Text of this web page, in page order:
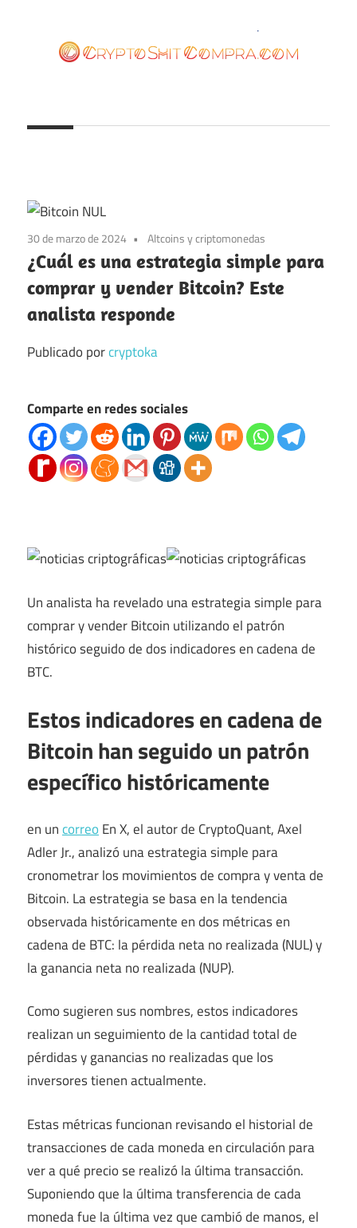
contenido
30 de marzo de 2024 Altcoins y criptomonedas
¿Cuál es una estrategia simple para
comprar y vender Bitcoin? Este
analista responde
Publicado porcryptoka
Comparte en redes sociales
Un analista ha revelado una estrategia simple para
comprar y vender Bitcoin utilizando el patrón
histórico seguido de dos indicadores en cadena de
BTC.
Estos indicadores en cadena de
Bitcoin han seguido un patrón
específico históricamente
en uncorreo En X, el autor de CryptoQuant, Axel
Adler Jr., analizó una estrategia simple para
cronometrar los movimientos de compra y venta de
Bitcoin. La estrategia se basa en la tendencia
observada históricamente en dos métricas en
cadena de BTC: la pérdida neta no realizada (NUL) y
la ganancia neta no realizada (NUP).
Como sugieren sus nombres, estos indicadores
realizan un seguimiento de la cantidad total de
pérdidas y ganancias no realizadas que los
inversores tienen actualmente.
Estas métricas funcionan revisando el historial de
transacciones de cada moneda en circulación para
ver a qué precio se realizó la última transacción.
Suponiendo que la última transferencia de cada
moneda fue la última vez que cambió de manos, el